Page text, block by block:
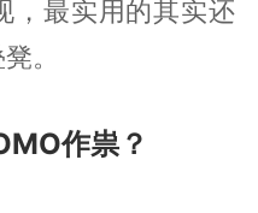
，最实用的其实还
。
作祟？